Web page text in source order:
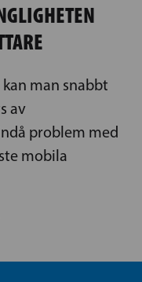
man snabbt
av
problem med
mobila